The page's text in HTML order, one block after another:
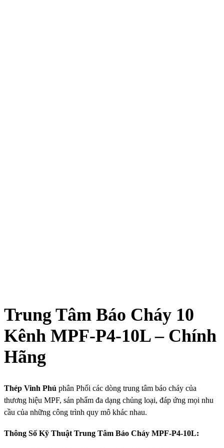
Trung Tâm Báo Cháy 10
Kênh MPF‑P4‑10L – Chính
Hãng
Thép Vinh Phú phân Phối các dòng trung tâm báo cháy của
thương hiệu MPF, sản phẩm đa dạng chủng loại, đáp ứng mọi nhu
cầu của những công trình quy mô khác nhau.
Thông Số Kỹ Thuật Trung Tâm Báo Cháy MPF‑P4‑10L: